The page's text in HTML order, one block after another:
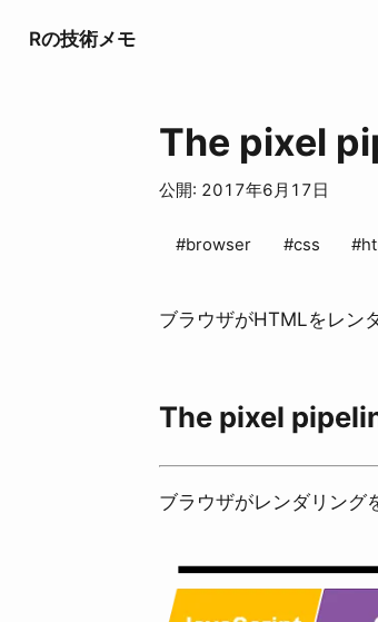
Rの技術メモ
The pixel
公開: 2017年6月17日
#browser #css
ブラウザがHTMLをレン
The pixel
ブラウザがレンダリング